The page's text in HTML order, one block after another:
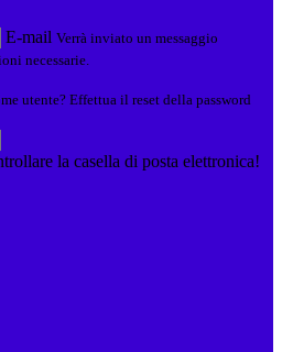
E-mail Verrà inviato un messaggio
necessarie.
utente? Effettua il reset della password
la casella di posta elettronica!